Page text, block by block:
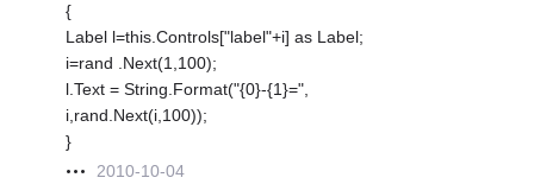
{
Label l=this.Controls["label"+i] as Label;
i=rand .Next(1,100);
l.Text = String.Format("{0}-{1}=",
i,rand.Next(i,100));
}
2010-10-04